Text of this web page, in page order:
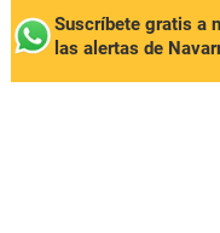
Suscríbete gratis a
las alertas de